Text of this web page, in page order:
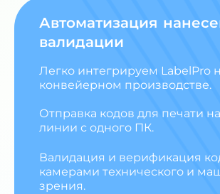
Автоматизация
валидации
Легко интегрируем LabelPro
конвейерном производстве.
Отправка кодов для печати
линии с одного ПК.
Валидация и верификация
камерами технического и
зрения.